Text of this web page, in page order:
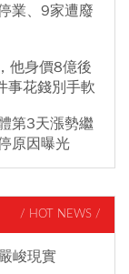
業、9家遭廢
他身價8億後
事花錢別手軟
第3天漲勢繼
原因曝光
/ HOT NEWS /
峻現實